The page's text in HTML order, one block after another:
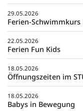
29.05.2026
Ferien-Schwimmkurs
22.05.2026
Ferien Fun Kids
18.05.2026
Öffnungszeiten im
18.05.2026
Babys in Bewegung